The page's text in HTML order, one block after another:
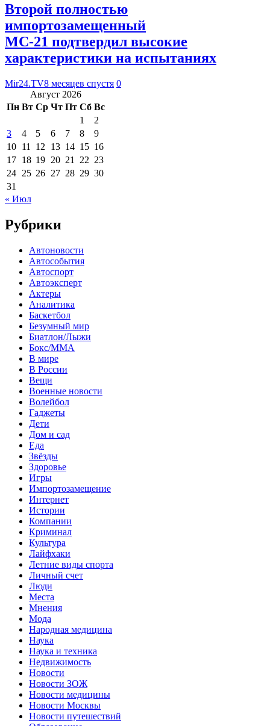
Второй полностью
импортозамещенный
МС-21 подтвердил высокие
характеристики на испытаниях
Mir24.TV8 месяцев спустя 0
Август 2026
Пн Вт Ср Чт Пт Сб Вс
1
2
3
4 5 6 7 8
9
10 11 12 13 14 15 16
17 18 19 20 21 22 23
24 25 26 27 28 29 30
31
« Июл
Рубрики
Автоновости
Автособытия
Автоспорт
Автоэксперт
Актеры
Аналитика
Баскетбол
Безумный мир
Биатлон/Лыжи
Бокс/MMA
В мире
В России
Вещи
Военные новости
Волейбол
Гаджеты
Дети
Дом и сад
Еда
Звёзды
Здоровье
Игры
Импортозамещение
Интернет
Истории
Компании
Криминал
Культура
Лайфхаки
Летние виды спорта
Личный счет
Люди
Места
Мнения
Мода
Народная медицина
Наука
Наука и техника
Недвижимость
Новости
Новости ЗОЖ
Новости медицины
Новости Москвы
Новости путешествий